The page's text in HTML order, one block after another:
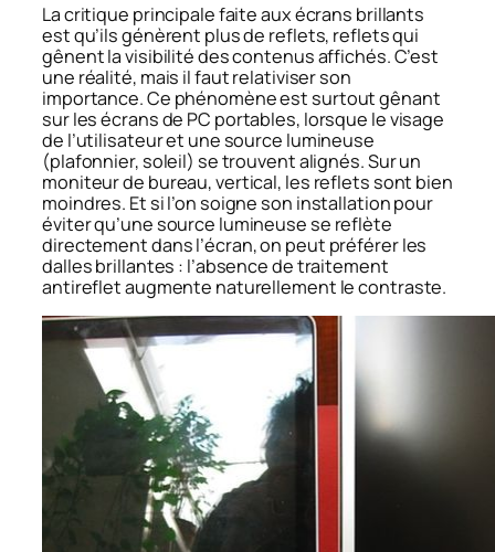
La critique principale faite aux écrans brillants
est qu’ils génèrent plus de reflets, reflets qui
gênent la visibilité des contenus affichés. C’est
une réalité, mais il faut relativiser son
importance. Ce phénomène est surtout gênant
sur les écrans de PC portables, lorsque le visage
de l’utilisateur et une source lumineuse
(plafonnier, soleil) se trouvent alignés. Sur un
moniteur de bureau, vertical, les reflets sont bien
moindres. Et si l’on soigne son installation pour
éviter qu’une source lumineuse se reflète
directement dans l’écran, on peut préférer les
dalles brillantes : l’absence de traitement
antireflet augmente naturellement le contraste.